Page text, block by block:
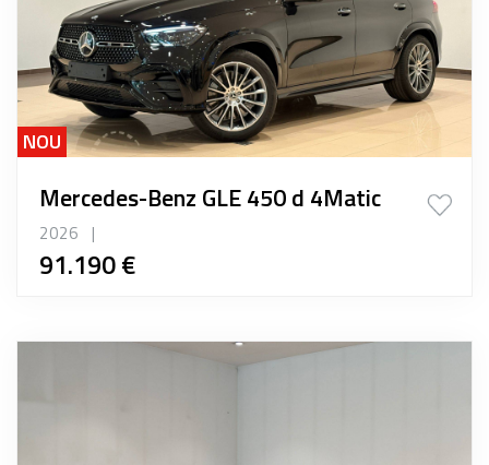
NOU
Mercedes-Benz GLE 450 d 4Matic
2026 |
91.190 €